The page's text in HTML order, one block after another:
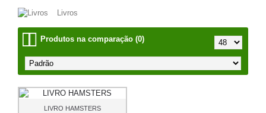
Livros
Produtos na comparação (0)
LIVRO HAMSTERS